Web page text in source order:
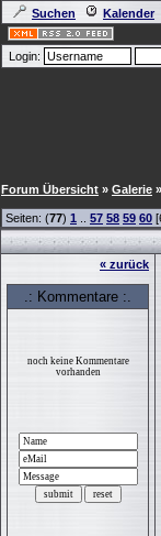
Suchen Kalender
Login:
Forum Übersicht » Galerie
Seiten: (77) 1 57 58 59 60
« zurück
.: Kommentare :.